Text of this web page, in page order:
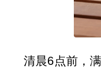
清晨6点前，